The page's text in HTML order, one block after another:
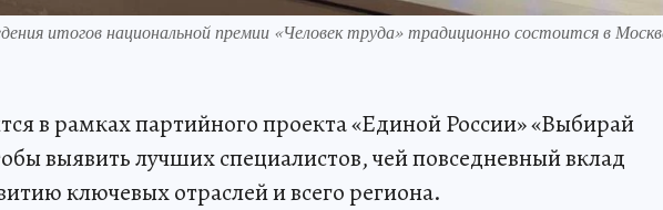
итогов национальной премии «Человек труда» традиционно состоится в
в рамках партийного проекта «Единой России» «Выбирай
выявить лучших специалистов, чей повседневный вклад
ключевых отраслей и всего региона.